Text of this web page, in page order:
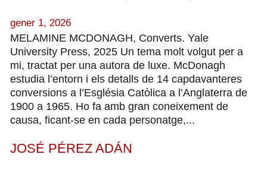
gener 1, 2026
MELAMINE MCDONAGH, Converts. Yale
University Press, 2025 Un tema molt volgut per a
mi, tractat per una autora de luxe. McDonagh
estudia l’entorn i els detalls de 14 capdavanteres
conversions a l’Església Catòlica a l’Anglaterra de
1900 a 1965. Ho fa amb gran coneixement de
causa, ficant-se en cada personatge,...
JOSÉ PÉREZ ADÁN